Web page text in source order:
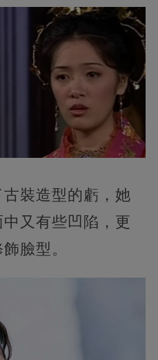
裝造型的虧，她
又有些凹陷，更
臉型。